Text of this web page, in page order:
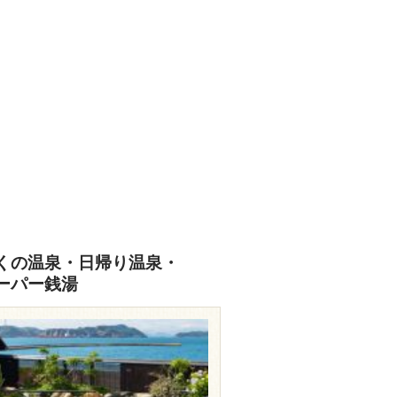
の温泉・日帰り温泉・
パー銭湯